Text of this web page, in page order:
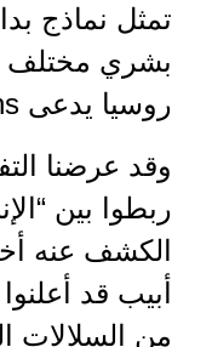
تمثل نماذج
بشري مختلف
روسيا يدعى Denisovans، والذي عاش قبل 30 ـ 50 ألف سنة.
وقد عرضنا
ربطوا بين
الكشف عنه
أبيب قد